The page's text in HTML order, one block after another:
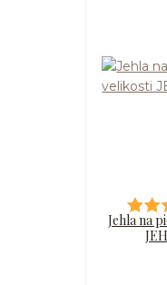
Jehla na